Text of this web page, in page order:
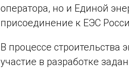
оператора, но и Единой
присоединение к ЕЭС
В процессе
участие в разработке